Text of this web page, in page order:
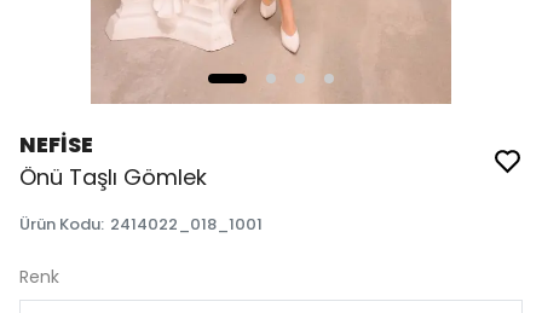
NEFİSE
Önü Taşlı Gömlek
Ürün Kodu: 2414022_018_1001
Renk